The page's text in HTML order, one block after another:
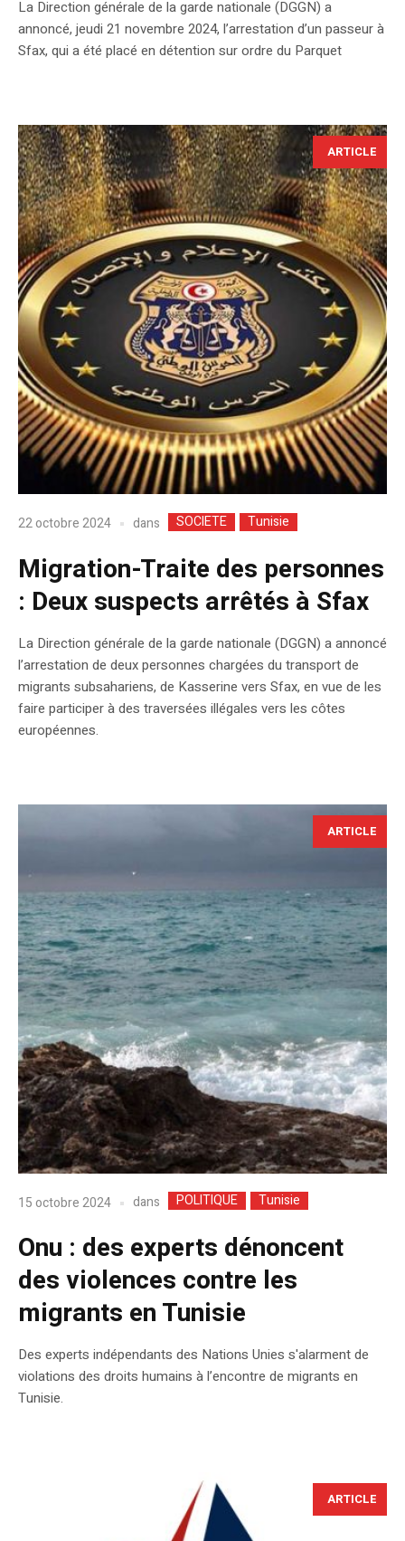
La Direction générale de la garde nationale (DGGN) a
annoncé, jeudi 21 novembre 2024, l’arrestation d’un passeur à
Sfax, qui a été placé en détention sur ordre du Parquet
ARTICLE
22 octobre 2024 dans SOCIETE Tunisie
Migration-Traite des personnes
: Deux suspects arrêtés à Sfax
La Direction générale de la garde nationale (DGGN) a annoncé
l’arrestation de deux personnes chargées du transport de
migrants subsahariens, de Kasserine vers Sfax, en vue de les
faire participer à des traversées illégales vers les côtes
européennes.
ARTICLE
15 octobre 2024 dans POLITIQUE Tunisie
Onu : des experts dénoncent
des violences contre les
migrants en Tunisie
Des experts indépendants des Nations Unies s'alarment de
violations des droits humains à l’encontre de migrants en
Tunisie.
ARTICLE